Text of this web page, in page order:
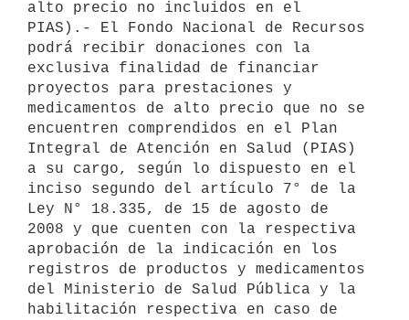
alto precio no incluidos en el
PIAS).- El Fondo Nacional de Recursos
podrá recibir donaciones con la
exclusiva finalidad de financiar
proyectos para prestaciones y
medicamentos de alto precio que no se
encuentren comprendidos en el Plan
Integral de Atención en Salud (PIAS)
a su cargo, según lo dispuesto en el
inciso segundo del artículo 7° de la
Ley N° 18.335, de 15 de agosto de
2008 y que cuenten con la respectiva
aprobación de la indicación en los
registros de productos y medicamentos
del Ministerio de Salud Pública y la
habilitación respectiva en caso de